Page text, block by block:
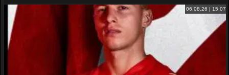
06.08.26 | 15:07